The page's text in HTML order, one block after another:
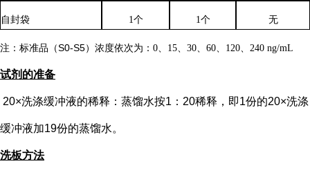
自封袋 1个 1个 无
注：标准品（S0-S5）浓度依次为： 0、15、30、60、120、240 ng/mL
试剂的准备
20×洗涤缓冲液的稀释：蒸馏水按1：20稀释，即1份的20×洗涤
缓冲液加19份的蒸馏水。
洗板方法